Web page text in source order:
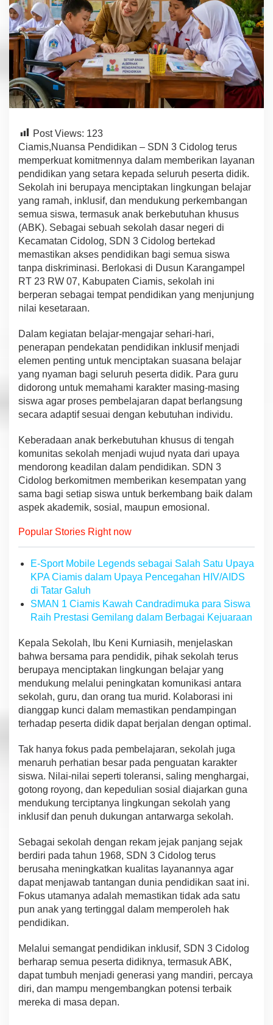
L
a
y
a
n
a
n
P
e
n
i
k
a
I
n
k
l
u
s
i
f
b
a
n
a
k
e
r
k
e
t
u
h
a
K
h
Post Views: 123
Ciamis,Nuansa Pendidikan – SDN 3 Cidolog terus
memperkuat komitmennya dalam memberikan layanan
pendidikan yang setara kepada seluruh peserta didik.
Sekolah ini berupaya menciptakan lingkungan belajar
yang ramah, inklusif, dan mendukung perkembangan
semua siswa, termasuk anak berkebutuhan khusus
(ABK). Sebagai sebuah sekolah dasar negeri di
Kecamatan Cidolog, SDN 3 Cidolog bertekad
memastikan akses pendidikan bagi semua siswa
tanpa diskriminasi. Berlokasi di Dusun Karangampel
RT 23 RW 07, Kabupaten Ciamis, sekolah ini
berperan sebagai tempat pendidikan yang menjunjung
nilai kesetaraan.
Dalam kegiatan belajar-mengajar sehari-hari,
penerapan pendekatan pendidikan inklusif menjadi
elemen penting untuk menciptakan suasana belajar
yang nyaman bagi seluruh peserta didik. Para guru
didorong untuk memahami karakter masing-masing
siswa agar proses pembelajaran dapat berlangsung
secara adaptif sesuai dengan kebutuhan individu.
Keberadaan anak berkebutuhan khusus di tengah
komunitas sekolah menjadi wujud nyata dari upaya
mendorong keadilan dalam pendidikan. SDN 3
Cidolog berkomitmen memberikan kesempatan yang
sama bagi setiap siswa untuk berkembang baik dalam
aspek akademik, sosial, maupun emosional.
Popular Stories Right now
E-Sport Mobile Legends sebagai Salah Satu Upaya
KPA Ciamis dalam Upaya Pencegahan HIV/AIDS
di Tatar Galuh
SMAN 1 Ciamis Kawah Candradimuka para Siswa
Raih Prestasi Gemilang dalam Berbagai Kejuaraan
Kepala Sekolah, Ibu Keni Kurniasih, menjelaskan
bahwa bersama para pendidik, pihak sekolah terus
berupaya menciptakan lingkungan belajar yang
mendukung melalui peningkatan komunikasi antara
sekolah, guru, dan orang tua murid. Kolaborasi ini
dianggap kunci dalam memastikan pendampingan
terhadap peserta didik dapat berjalan dengan optimal.
Tak hanya fokus pada pembelajaran, sekolah juga
menaruh perhatian besar pada penguatan karakter
siswa. Nilai-nilai seperti toleransi, saling menghargai,
gotong royong, dan kepedulian sosial diajarkan guna
mendukung terciptanya lingkungan sekolah yang
inklusif dan penuh dukungan antarwarga sekolah.
Sebagai sekolah dengan rekam jejak panjang sejak
berdiri pada tahun 1968, SDN 3 Cidolog terus
berusaha meningkatkan kualitas layanannya agar
dapat menjawab tantangan dunia pendidikan saat ini.
Fokus utamanya adalah memastikan tidak ada satu
pun anak yang tertinggal dalam memperoleh hak
pendidikan.
Melalui semangat pendidikan inklusif, SDN 3 Cidolog
berharap semua peserta didiknya, termasuk ABK,
dapat tumbuh menjadi generasi yang mandiri, percaya
diri, dan mampu mengembangkan potensi terbaik
mereka di masa depan.